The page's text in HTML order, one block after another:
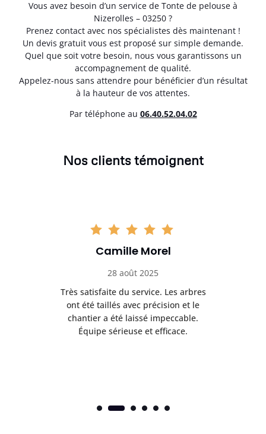
Vous avez besoin d’un service de Tonte de pelouse à
Nizerolles – 03250 ?
Prenez contact avec nos spécialistes dès maintenant !
Un devis gratuit vous est proposé sur simple demande.
Quel que soit votre besoin, nous vous garantissons un
accompagnement de qualité.
Appelez-nous sans attendre pour bénéficier d’un résultat
à la hauteur de vos attentes.
Par téléphone au 06.40.52.04.02
Nos clients témoignent
Camille Morel
28 août 2025
Très satisfaite du service. Les arbres
ont été taillés avec précision et le
chantier a été laissé impeccable.
Équipe sérieuse et efficace.